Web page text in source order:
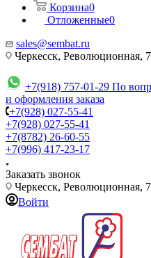
Корзина0
Отложенные0
sales@sembat.ru
Черкесск, Революционная, 7
+7(918) 757-01-29 По
и оформления заказа
+7(928) 027-55-41
+7(928) 027-55-41
+7(8782) 26-60-55
+7(996) 417-23-17
Заказать звонок
Черкесск, Революционная, 7
Войти